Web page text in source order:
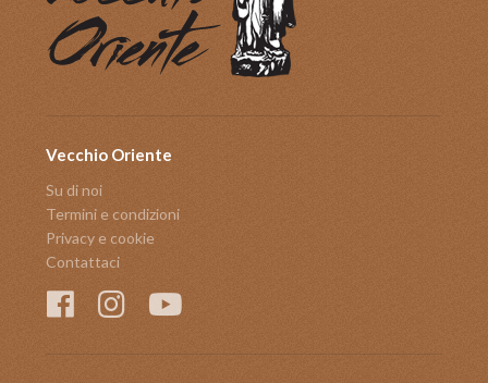
Vecchio Oriente
Su di noi
Termini e condizioni
Privacy e cookie
Contattaci